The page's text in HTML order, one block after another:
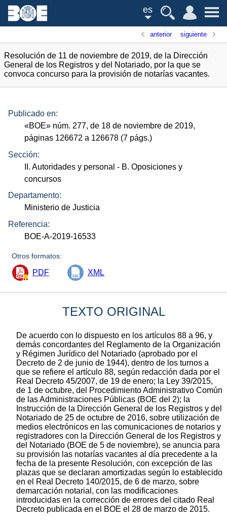
es
anterior siguiente
Resolución de 11 de noviembre de 2019, de la Dirección
General de los Registros y del Notariado, por la que se
convoca concurso para la provisión de notarías vacantes.
Publicado en:
«BOE» núm. 277, de 18 de noviembre de 2019,
páginas 126672 a 126678 (7 págs.)
Sección:
II. Autoridades y personal - B. Oposiciones y
concursos
Departamento:
Ministerio de Justicia
Referencia:
BOE-A-2019-16533
Otros formatos:
PDF XML
TEXTO ORIGINAL
De acuerdo con lo dispuesto en los artículos 88 a 96, y
demás concordantes del Reglamento de la Organización
y Régimen Jurídico del Notariado (aprobado por el
Decreto de 2 de junio de 1944), dentro de los turnos a
que se refiere el artículo 88, según redacción dada por el
Real Decreto 45/2007, de 19 de enero; la Ley 39/2015,
de 1 de octubre, del Procedimiento Administrativo Común
de las Administraciones Públicas (BOE del 2); la
Instrucción de la Dirección General de los Registros y del
Notariado de 25 de octubre de 2016, sobre utilización de
medios electrónicos en las comunicaciones de notarios y
registradores con la Dirección General de los Registros y
del Notariado (BOE de 5 de noviembre), se anuncia para
su provisión las notarías vacantes al día precedente a la
fecha de la presente Resolución, con excepción de las
plazas que se declaran amortizadas según lo establecido
en el Real Decreto 140/2015, de 6 de marzo, sobre
demarcación notarial, con las modificaciones
introducidas en la corrección de errores del citado Real
Decreto publicada en el BOE el 28 de marzo de 2015.